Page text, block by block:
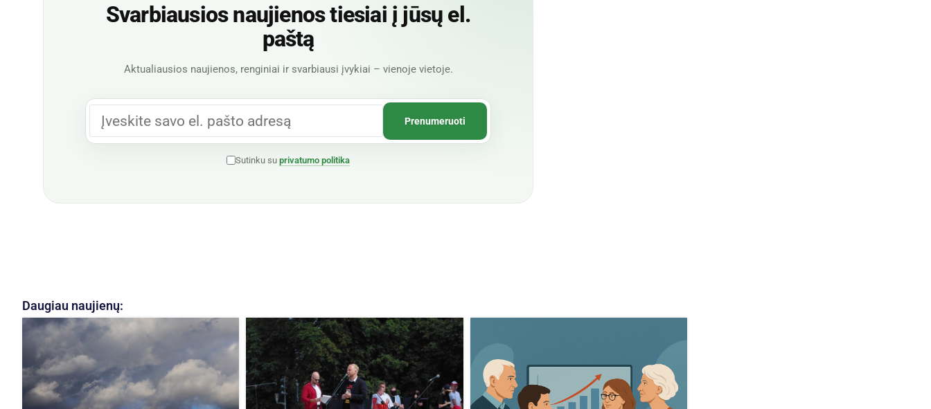
Svarbiausios naujienos tiesiai į jūsų el.
paštą
Aktualiausios naujienos, renginiai ir svarbiausi įvykiai – vienoje vietoje.
Sutinku su privatumo politika
Daugiau naujienų: